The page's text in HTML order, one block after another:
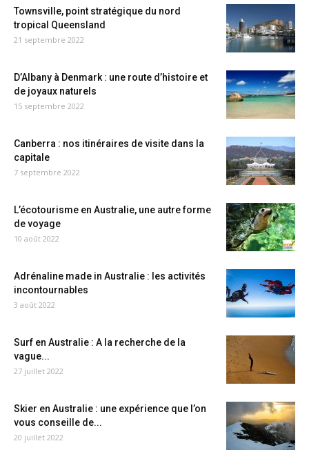
Townsville, point stratégique du nord
tropical Queensland
21 septembre 2022
D’Albany à Denmark : une route d’histoire et
de joyaux naturels
15 septembre 2022
Canberra : nos itinéraires de visite dans la
capitale
7 septembre 2022
L’écotourisme en Australie, une autre forme
de voyage
10 août 2022
Adrénaline made in Australie : les activités
incontournables
3 août 2022
Surf en Australie : A la recherche de la
vague...
27 juillet 2022
Skier en Australie : une expérience que l’on
vous conseille de...
20 juillet 2022